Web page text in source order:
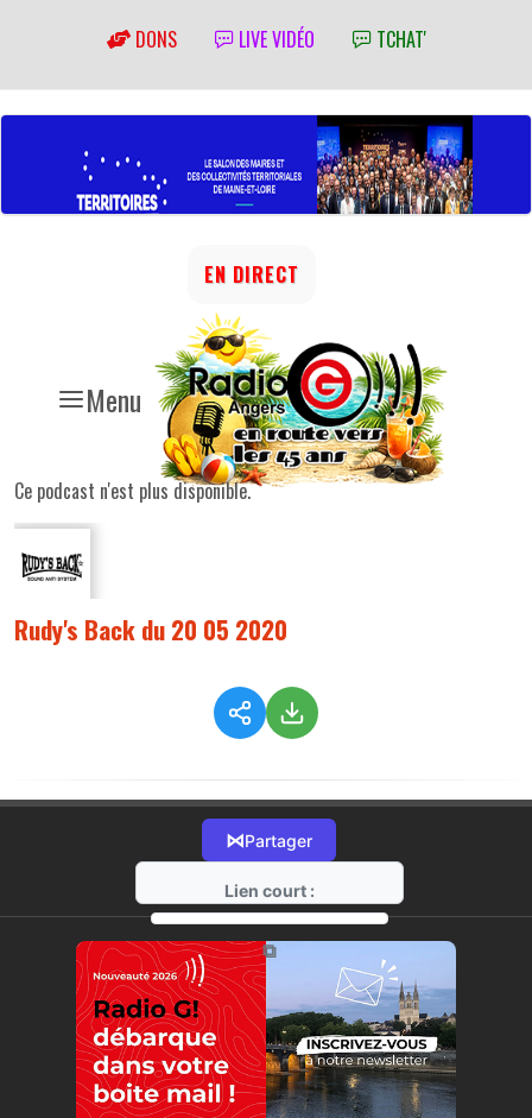
DONS LIVE VIDÉO TCHAT'
Menu
EN DIRECT
Ce podcast n'est plus disponible.
Rudy's Back du 20 05 2020
⋈Partager
Lien court :
https://radio-g.fr?2232
⧉